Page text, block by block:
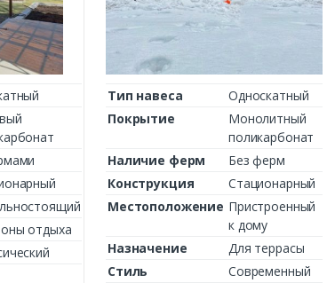
отдыха
Тип навеса
Односкатный
Покрытие
Монолитный
поликарбонат
Наличие ферм
Без ферм
Конструкция
Стационарный
Местоположение Пристроенный
к дому
Назначение
Для террасы
Стиль
Современный